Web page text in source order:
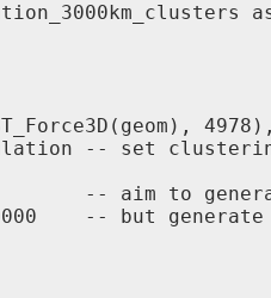
-- set
-- aim to
-- but